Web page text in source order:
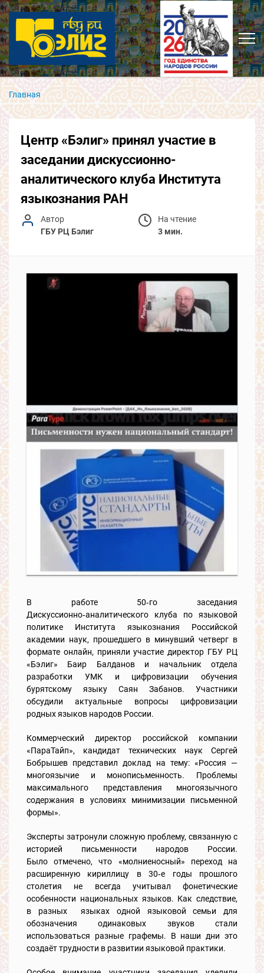
Главная
Центр «Бэлиг» принял участие в
заседании дискуссионно-
аналитического клуба Института
языкознания РАН
Автор
ГБУ РЦ Бэлиг
На чтение
3 мин.
В работе 50‑го заседания
Дискуссионно‑аналитического клуба по языковой
политике Института языкознания Российской
академии наук, прошедшего в минувший четверг в
формате онлайн, приняли участие директор ГБУ РЦ
«Бэлиг» Баир Балданов и начальник отдела
разработки УМК и цифровизации обучения
бурятскому языку Саян Забанов. Участники
обсудили актуальные вопросы цифровизации
родных языков народов России.
Коммерческий директор российской компании
«ПараТайп», кандидат технических наук Сергей
Бобрышев представил доклад на тему: «Россия —
многоязычие и монописьменность. Проблемы
максимального представления многоязычного
содержания в условиях минимизации письменной
формы».
Эксперты затронули сложную проблему, связанную с
историей письменности народов России.
Было отмечено, что «молниеносный» переход на
расширенную кириллицу в 30‑е годы прошлого
столетия не всегда учитывал фонетические
особенности национальных языков. Как следствие,
в разных языках одной языковой семьи для
обозначения одинаковых звуков стали
использоваться разные графемы. В наши дни это
создаёт трудности в развитии языковой практики.